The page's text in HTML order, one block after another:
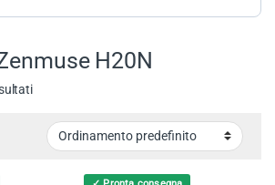
H20N